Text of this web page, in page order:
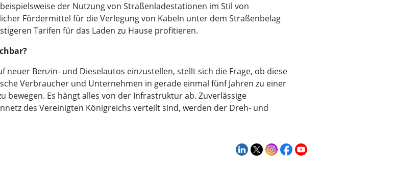
der Nutzung von Straßenladestationen im Stil von
Fördermittel für die Verlegung von Kabeln unter dem Straßenbelag
Tarifen für das Laden zu Hause profitieren.
neuer Benzin- und Dieselautos einzustellen, stellt sich die Frage, ob diese
Verbraucher und Unternehmen in gerade einmal fünf Jahren zu einer
bewegen. Es hängt alles von der Infrastruktur ab. Zuverlässige
des Vereinigten Königreichs verteilt sind, werden der Dreh- und